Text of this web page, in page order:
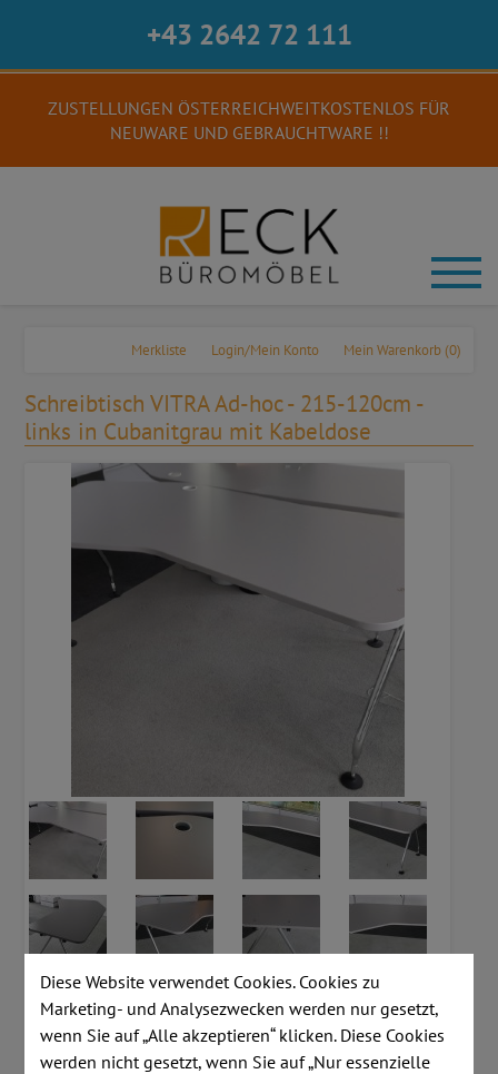
+43 2642 72 111
ZUSTELLUNGEN ÖSTERREICHWEITKOSTENLOS FÜR
NEUWARE UND GEBRAUCHTWARE !!
Mein Warenkorb (0)
Login/Mein Konto
Merkliste
Schreibtisch VITRA Ad-hoc - 215-120cm -
links in Cubanitgrau mit Kabeldose
Diese Website verwendet Cookies. Cookies zu
Marketing- und Analysezwecken werden nur gesetzt,
wenn Sie auf „Alle akzeptieren“ klicken. Diese Cookies
werden nicht gesetzt, wenn Sie auf „Nur essenzielle